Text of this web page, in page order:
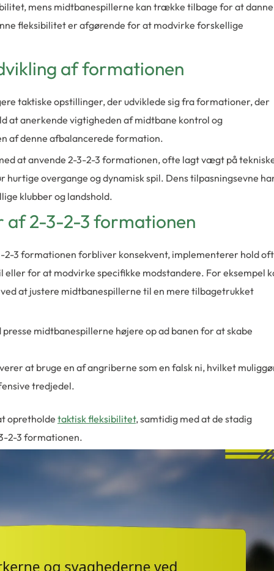
mens midtbanespillerne kan trække tilbage for at danne
fleksibilitet er afgørende for at modvirke forskellige
af formationen
taktiske opstillinger, der udviklede sig fra formationer, der
at anerkende vigtigheden af midtbane kontrol og
af denne afbalancerede formation.
at anvende 2-3-2-3 formationen, ofte lagt vægt på
overgange og dynamisk spil. Dens tilpasningsevne
klubber og landshold.
af 2-3-2-3 formationen
3 formationen forbliver konsekvent, implementerer hold
for at modvirke specifikke modstandere. For eksempel
at justere midtbanespillerne til en mere tilbagetrukket
midtbanespillerne højere op ad banen for at skabe
at bruge en af angriberne som en falsk ni, hvilket
tredjedel.
opretholde taktisk fleksibilitet, samtidig med at de stadig
2-3 formationen.